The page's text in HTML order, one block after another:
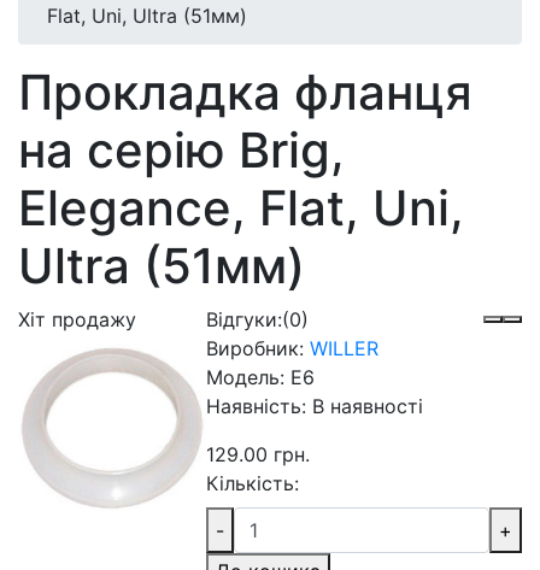
Flat, Uni, Ultra (51мм)
Прокладка фланця
на серію Brig,
Elegance, Flat, Uni,
Ultra (51мм)
Хіт продажу Відгуки:(0)
Виробник: WILLER
Модель: E6
Наявність: В наявності
129.00 грн.
Кількість:
-
+